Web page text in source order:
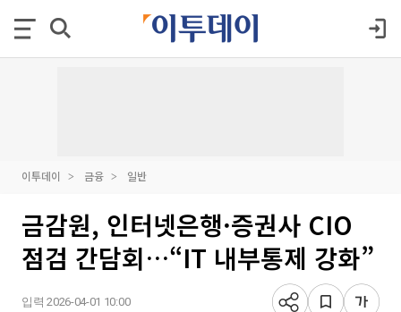
이투데이 금융 일반
금감원, 인터넷은행·증권사 CIO
점검 간담회…“IT 내부통제 강화”
입력 2026-04-01 10:00